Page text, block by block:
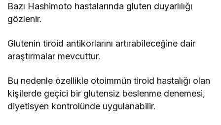
Bazı Hashimoto hastalarında gluten duyarlılığı
gözlenir.
Glutenin tiroid antikorlarını artırabileceğine dair
araştırmalar mevcuttur.
Bu nedenle özellikle otoimmün tiroid hastalığı olan
kişilerde geçici bir glutensiz beslenme denemesi,
diyetisyen kontrolünde uygulanabilir.